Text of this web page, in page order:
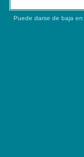
Puede darse de baja